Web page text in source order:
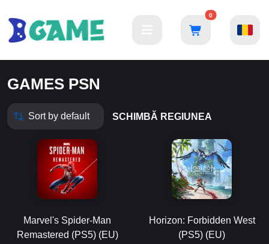
0
GAMES PSN
SCHIMBĂ REGIUNEA
Marvel's Spider-Man
Remastered (PS5) (EU)
Horizon: Forbidden West
(PS5) (EU)